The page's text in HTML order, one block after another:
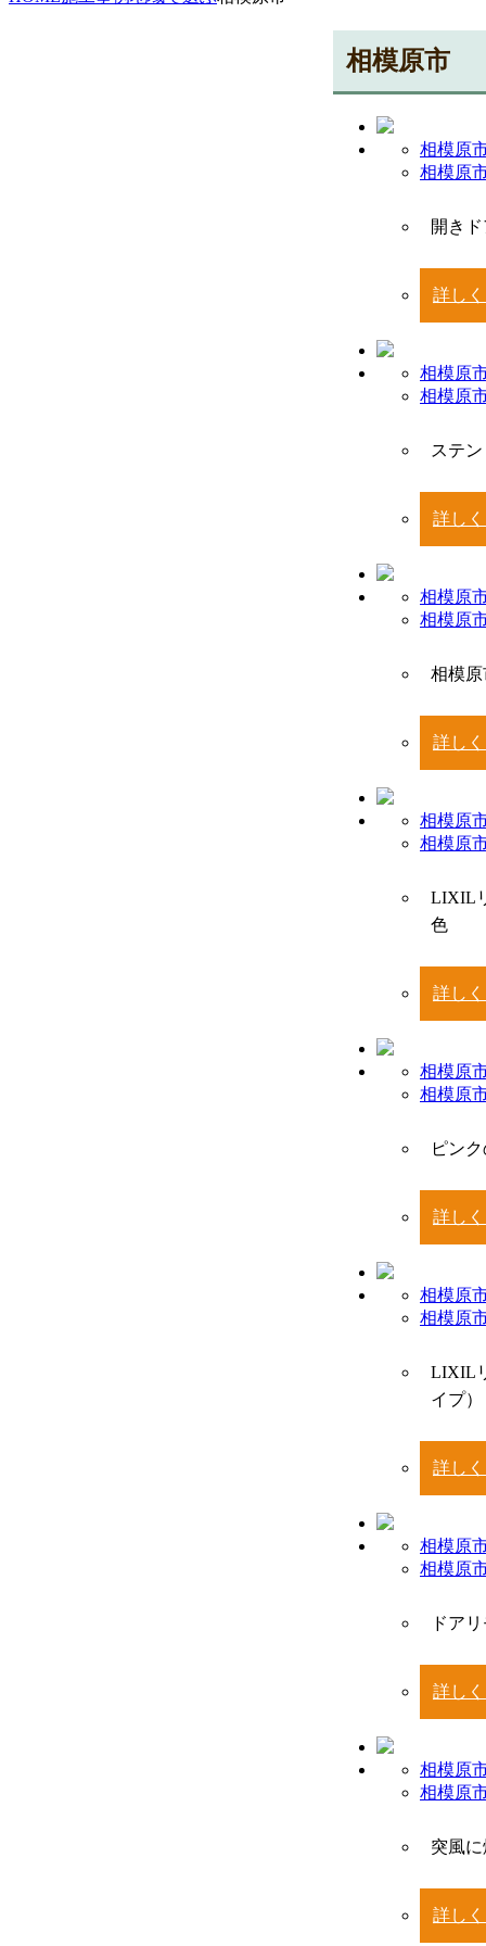
相模原市
相模原
相模原
開き
詳し
相模原
相模原
ステ
詳し
相模原
相模原
相模
詳し
相模原
相模原
LIXIL
色
詳し
相模原
相模原
ピン
詳し
相模原
相模原
LIXIL
イプ）
詳し
相模原
相模原
ドア
詳し
相模原
相模原
突風
詳し